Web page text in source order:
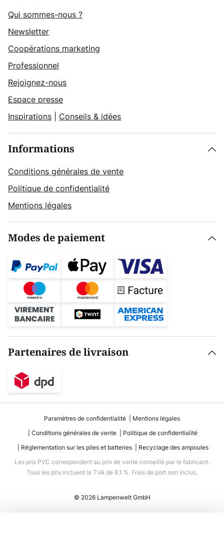
Qui sommes-nous ?
Newsletter
Coopérations marketing
Professionnel
Rejoignez-nous
Espace presse
Inspirations
Conseils & idées
Informations
Conditions générales de vente
Politique de confidentialité
Mentions légales
Modes de paiement
Partenaires de livraison
Paramètres de confidentialité
Mentions légales
Conditions générales de vente
Politique de confidentialité
Réglementation sur les piles et batteries
Recyclage des ampoules
Les prix PVC correspondent au prix de vente conseillé par le fabricant.
Tous les prix incluent la TVA de 8.1 %. Frais de port non inclus.
© 2026 Lampenwelt GmbH